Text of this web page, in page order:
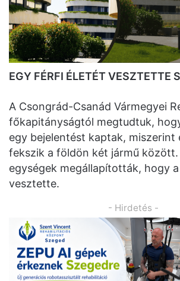
EGY FÉRFI ÉLETÉT VESZTETTE
A Csongrád-Csanád Vármegyei
főkapitányságtól megtudtuk,
egy bejelentést kaptak, miszerint
fekszik a földön két jármű között.
egységek megállapították, hogy
vesztette.
- Hirdetés -